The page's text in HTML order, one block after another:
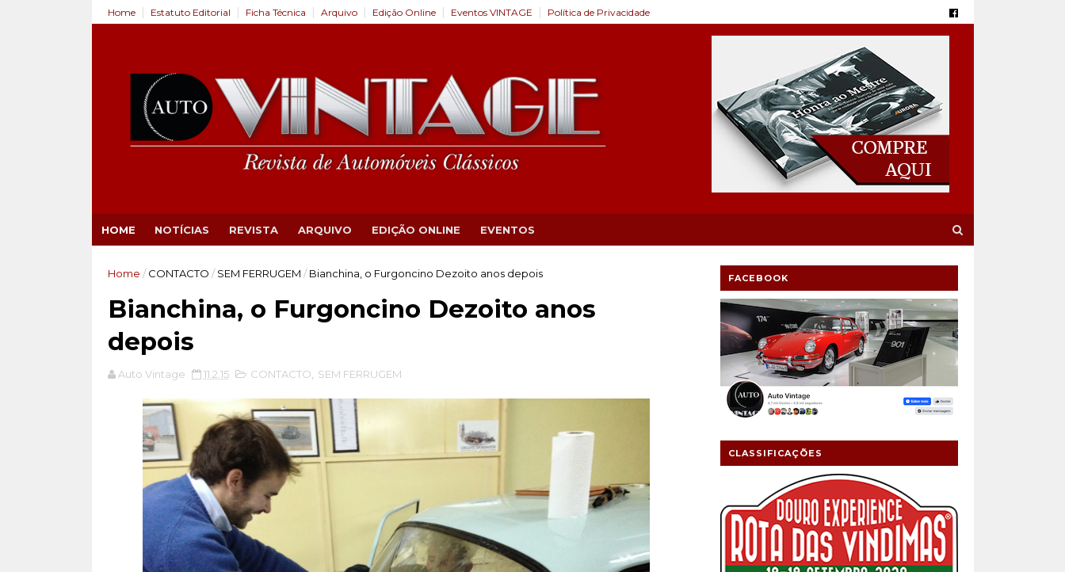
Home Estatuto Editorial Ficha Técnica Arquivo Edição Online Eventos VINTAGE Política de Privacidade
HOME NOTÍCIAS REVISTA ARQUIVO EDIÇÃO ONLINE EVENTOS
Home / CONTACTO / SEM FERRUGEM / Bianchina, o Furgoncino Dezoito anos depois
Bianchina, o Furgoncino Dezoito anos
depois
Auto Vintage 11.2.15 CONTACTO SEM FERRUGEM
FACEBOOK
CLASSIFICAÇÕES